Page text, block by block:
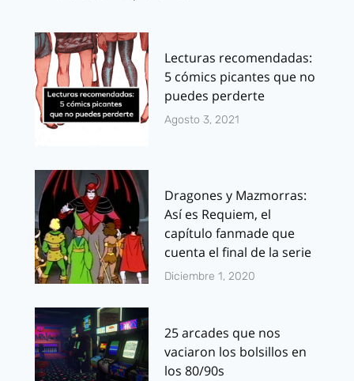
Lecturas recomendadas:
5 cómics picantes que no
puedes perderte
Agosto 3, 2021
Dragones y Mazmorras:
Así es Requiem, el
capítulo fanmade que
cuenta el final de la serie
Diciembre 1, 2020
25 arcades que nos
vaciaron los bolsillos en
los 80/90s